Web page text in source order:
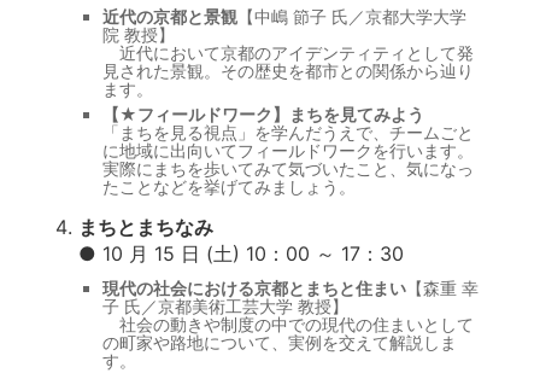
近代の京都と景観 【中嶋 節子 氏／京都大学大学
院 教授】
近代において京都のアイデンティティとして発
見された景観。その歴史を都市との関係から辿り
ます。
【★フィールドワーク】まちを見てみよう
「まちを見る視点」を学んだうえで、チームごと
に地域に出向いてフィールドワークを行います。
実際にまちを歩いてみて気づいたこと、気になっ
たことなどを挙げてみましょう。
まちとまちなみ
● 10 月 15 日 (土) 10：00 ～ 17：30
現代の社会における京都とまちと住まい 【森重 幸
子 氏／京都美術工芸大学 教授】
社会の動きや制度の中での現代の住まいとして
の町家や路地について、実例を交えて解説しま
す。